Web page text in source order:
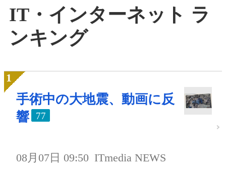
IT・インターネット ラ
ンキング
手術中の大地震、動画に反
響
77
08月07日 09:50 ITmedia NEWS